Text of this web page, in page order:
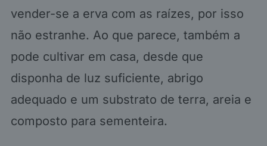
vender-se a erva com as raízes, por isso
não estranhe. Ao que parece, também a
pode cultivar em casa, desde que
disponha de luz suficiente, abrigo
adequado e um substrato de terra, areia e
composto para sementeira.